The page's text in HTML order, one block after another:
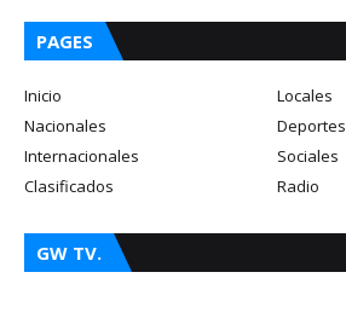
PAGES
Inicio
Locales
Nacionales
Deportes
Internacionales
Sociales
Clasificados
Radio
GW TV.